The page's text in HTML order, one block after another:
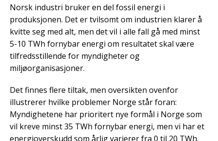
Norsk industri bruker en del fossil energi i
produksjonen. Det er tvilsomt om industrien klarer å
kvitte seg med alt, men det vil i alle fall gå med minst
5-10 TWh fornybar energi om resultatet skal være
tilfredsstillende for myndigheter og
miljøorganisasjoner.
Det finnes flere tiltak, men oversikten ovenfor
illustrerer hvilke problemer Norge står foran:
Myndighetene har prioritert nye formål i Norge som
vil kreve minst 35 TWh fornybar energi, men vi har et
energioverskudd som årlig varierer fra 0 til 20 TWh.